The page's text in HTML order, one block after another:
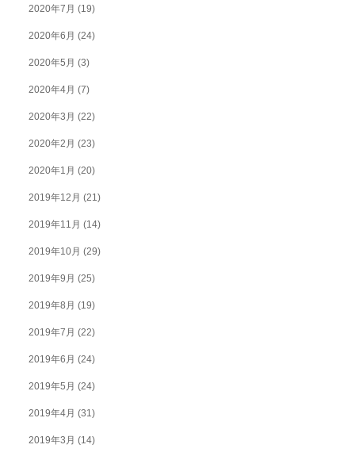
2020年7月 (19)
2020年6月 (24)
2020年5月 (3)
2020年4月 (7)
2020年3月 (22)
2020年2月 (23)
2020年1月 (20)
2019年12月 (21)
2019年11月 (14)
2019年10月 (29)
2019年9月 (25)
2019年8月 (19)
2019年7月 (22)
2019年6月 (24)
2019年5月 (24)
2019年4月 (31)
2019年3月 (14)